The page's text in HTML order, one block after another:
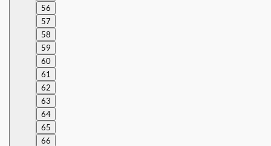
56
57
58
59
60
61
62
63
64
65
66